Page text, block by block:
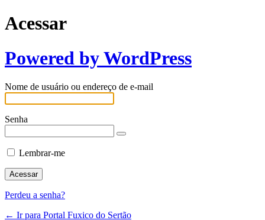
Acessar
Powered by WordPress
Nome de usuário ou endereço de e-mail
Senha
Lembrar-me
Perdeu a senha?
← Ir para Portal Fuxico do Sertão